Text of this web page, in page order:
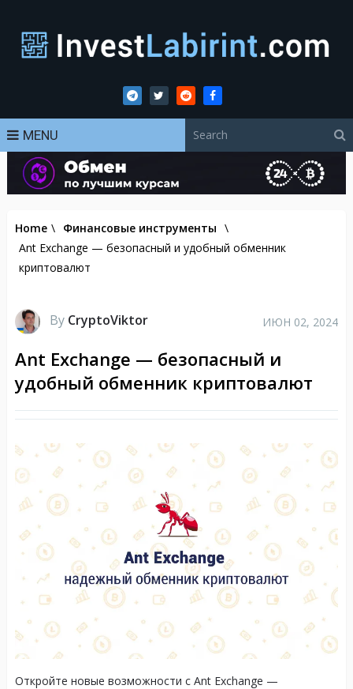
MENU
Home \ Финансовые инструменты \
Ant Exchange — безопасный и удобный обменник
криптовалют
By CryptoViktor ИЮН 02, 2024
Ant Exchange — безопасный и
удобный обменник криптовалют
Откройте новые возможности с Ant Exchange —